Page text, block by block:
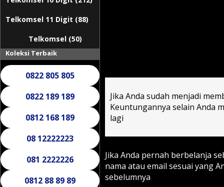
Telkomsel 11 Digit (88)
Telkomsel (50)
Koleksi Terbaik
0822 805 805
0822 189 189
0812 168 189
08 12222223
081 2222226
0812 88 89 89
Jika Anda sudah menjadi
Keuntungannya selain Anda
lagi
Jika Anda pernah berbelanja
nama atau email sesuai yang
sebelumnya